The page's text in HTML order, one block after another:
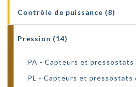
Contrôle de puissance (8)
Pression (14)
PA - Capteurs et pressostats
PL - Capteurs et pressostats